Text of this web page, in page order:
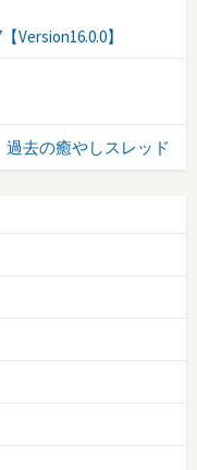
Version16.0.0】
過去の癒やしスレッド